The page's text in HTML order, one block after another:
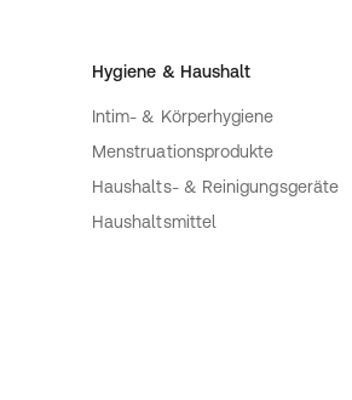
Hygiene & Haushalt
Intim- & Körperhygiene
Menstruationsprodukte
Haushalts- & Reinigungsgeräte
Haushaltsmittel